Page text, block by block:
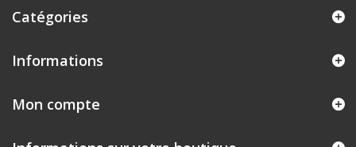
Catégories
Informations
Mon compte